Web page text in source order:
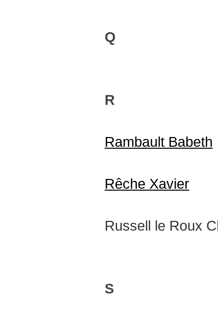
Q
R
Rambault Babeth
Rêche Xavier
Russell le Roux
S